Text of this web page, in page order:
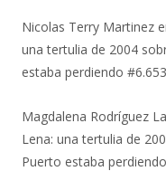
Nicolas Terry Martinez
una tertulia de 2004
estaba perdiendo #6.653
Magdalena Rodríguez
Lena: una tertulia de
Puerto estaba